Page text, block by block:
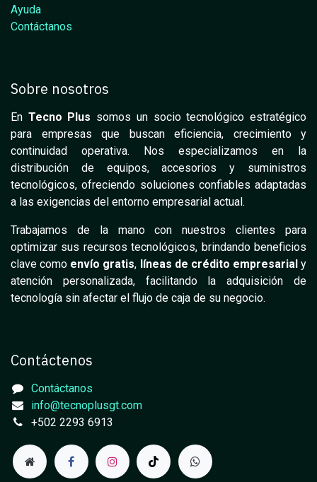
Ayuda
Contáctanos
Sobre nosotros
En Tecno Plus somos un socio tecnológico estratégico
para empresas que buscan eficiencia, crecimiento y
continuidad operativa. Nos especializamos en la
distribución de equipos, accesorios y suministros
tecnológicos, ofreciendo soluciones confiables adaptadas
a las exigencias del entorno empresarial actual.
Trabajamos de la mano con nuestros clientes para
optimizar sus recursos tecnológicos, brindando beneficios
clave como envío gratis, líneas de crédito empresarialy
atención personalizada, facilitando la adquisición de
tecnología sin afectar el flujo de caja de su negocio.
Contáctenos
Contáctanos
info@tecnoplusgt.com
+502 2293 6913